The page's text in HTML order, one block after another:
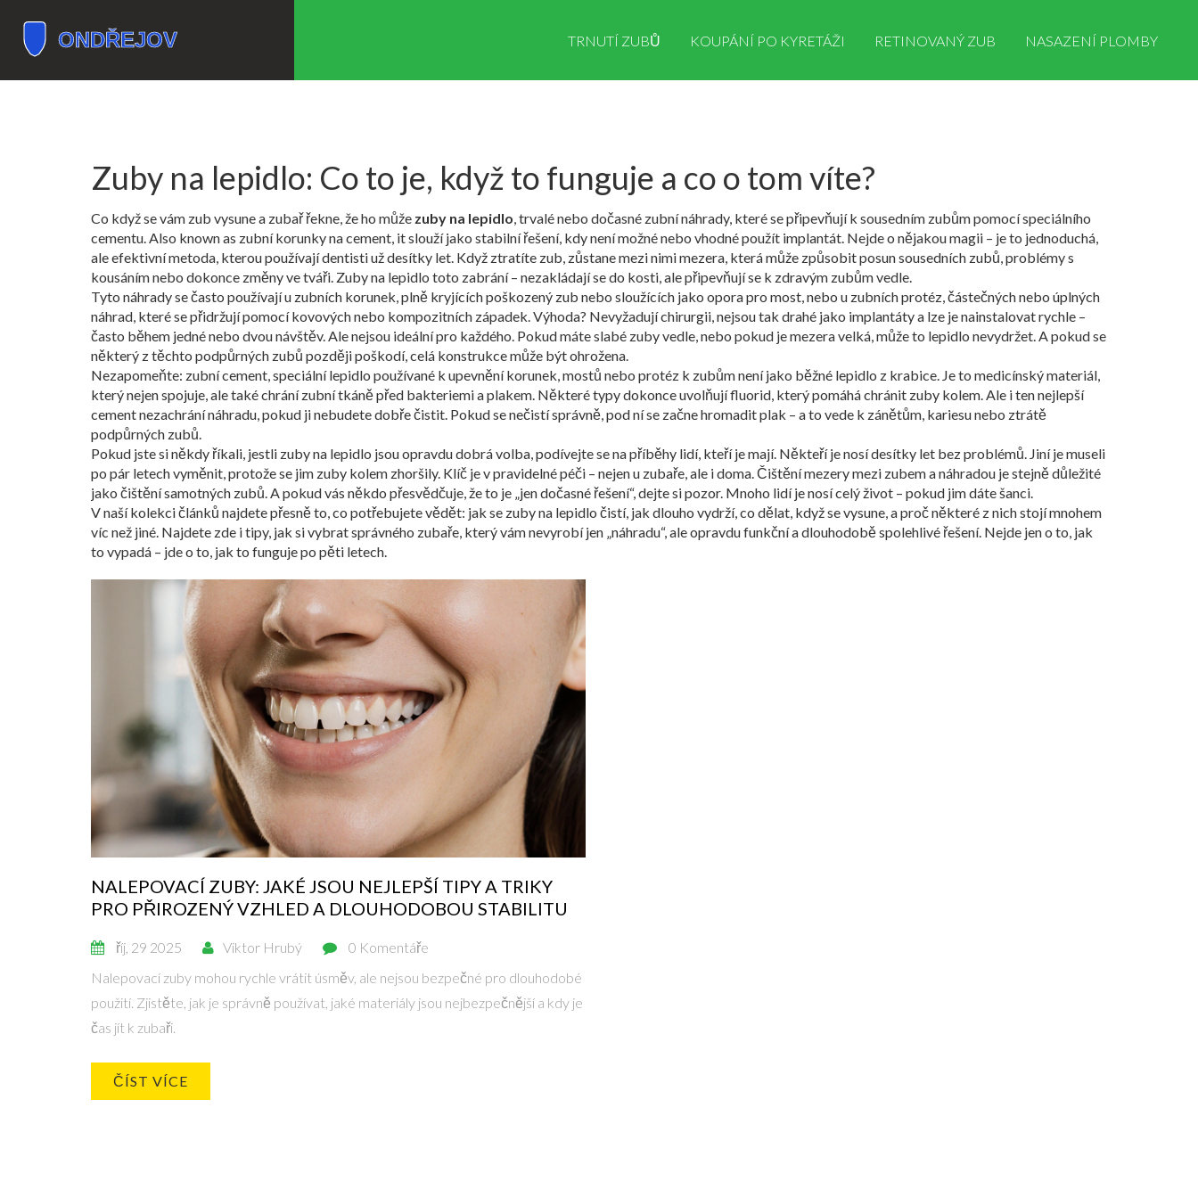
TRNUTÍ ZUBŮ KOUPÁNÍ PO KYRETÁŽI RETINOVANÝ ZUB NASAZENÍ PLOMBY
Zuby na lepidlo: Co to je, když to funguje a co o tom víte?
Co když se vám zub vysune a zubař řekne, že ho může zuby na lepidlo,trvalé nebo dočasné zubní náhrady, které se připevňují k sousedním zubům pomocí speciálního
cementu. Also known as zubní korunky na cement, it slouží jako stabilní řešení, kdy není možné nebo vhodné použít implantát. Nejde o nějakou magii – je to jednoduchá,
ale efektivní metoda, kterou používají dentisti už desítky let. Když ztratíte zub, zůstane mezi nimi mezera, která může způsobit posun sousedních zubů, problémy s
kousáním nebo dokonce změny ve tváři. Zuby na lepidlo toto zabrání – nezakládají se do kosti, ale připevňují se k zdravým zubům vedle.
Tyto náhrady se často používají u zubních korunek,plně kryjících poškozený zub nebo sloužících jako opora pro most, nebo u zubních protéz,částečných nebo úplných
náhrad, které se přidržují pomocí kovových nebo kompozitních západek. Výhoda? Nevyžadují chirurgii, nejsou tak drahé jako implantáty a lze je nainstalovat rychle –
často během jedné nebo dvou návštěv. Ale nejsou ideální pro každého. Pokud máte slabé zuby vedle, nebo pokud je mezera velká, může to lepidlo nevydržet. A pokud se
některý z těchto podpůrných zubů později poškodí, celá konstrukce může být ohrožena.
Nezapomeňte: zubní cement,speciální lepidlo používané k upevnění korunek, mostů nebo protéz k zubůmnení jako běžné lepidlo z krabice. Je to medicínský materiál,
který nejen spojuje, ale také chrání zubní tkáně před bakteriemi a plakem. Některé typy dokonce uvolňují fluorid, který pomáhá chránit zuby kolem. Ale i ten nejlepší
cement nezachrání náhradu, pokud ji nebudete dobře čistit. Pokud se nečistí správně, pod ní se začne hromadit plak – a to vede k zánětům, kariesu nebo ztrátě
podpůrných zubů.
Pokud jste si někdy říkali, jestli zuby na lepidlo jsou opravdu dobrá volba, podívejte se na příběhy lidí, kteří je mají. Někteří je nosí desítky let bez problémů. Jiní je museli
po pár letech vyměnit, protože se jim zuby kolem zhoršily. Klíč je v pravidelné péči – nejen u zubaře, ale i doma. Čištění mezery mezi zubem a náhradou je stejně důležité
jako čištění samotných zubů. A pokud vás někdo přesvědčuje, že to je „jen dočasné řešení“, dejte si pozor. Mnoho lidí je nosí celý život – pokud jim dáte šanci.
V naší kolekci článků najdete přesně to, co potřebujete vědět: jak se zuby na lepidlo čistí, jak dlouho vydrží, co dělat, když se vysune, a proč některé z nich stojí mnohem
víc než jiné. Najdete zde i tipy, jak si vybrat správného zubaře, který vám nevyrobí jen „náhradu“, ale opravdu funkční a dlouhodobě spolehlivé řešení. Nejde jen o to, jak
to vypadá – jde o to, jak to funguje po pěti letech.
NALEPOVACÍ ZUBY: JAKÉ JSOU NEJLEPŠÍ TIPY A TRIKY
PRO PŘIROZENÝ VZHLED A DLOUHODOBOU STABILITU
říj, 29 2025 Viktor Hrubý
0 Komentáře
Nalepovací zuby mohou rychle vrátit úsměv, ale nejsou bezpečné pro dlouhodobé
použití. Zjistěte, jak je správně používat, jaké materiály jsou nejbezpečnější a kdy je
čas jít k zubaři.
ČÍST VÍCE